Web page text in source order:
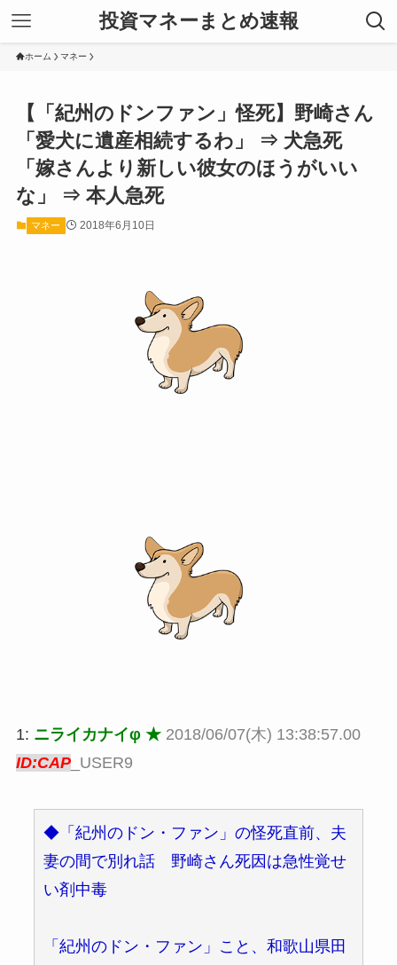
投資マネーまとめ速報
ホーム マネー
【「紀州のドンファン」怪死】野崎さん
「愛犬に遺産相続するわ」 ⇒ 犬急死
「嫁さんより新しい彼女のほうがいい
な」 ⇒ 本人急死
マネー 2018年6月10日
1: ニライカナイφ ★ 2018/06/07(木) 13:38:57.00
ID:CAP_USER9
◆「紀州のドン・ファン」の怪死直前、夫
妻の間で別れ話 野崎さん死因は急性覚せ
い剤中毒
「紀州のドン・ファン」こと、和歌山県田